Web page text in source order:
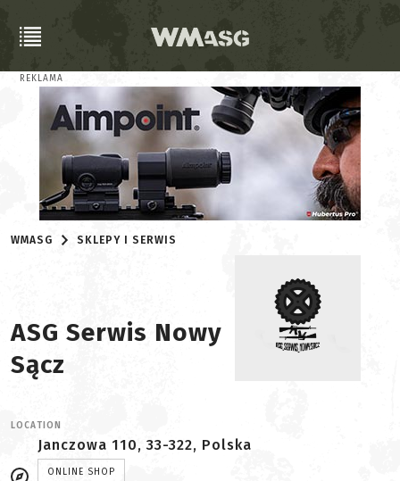
REKLAMA
WMASG SKLEPY I SERWIS
ASG Serwis Nowy
Sącz
LOCATION
Janczowa 110, 33-322, Polska
ONLINE SHOP